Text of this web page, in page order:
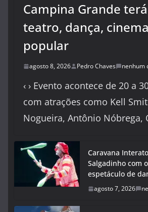
Campina Grande
teatro, dança,
popular
agosto 8, 2026 Pedro Chaves nenhum
‹ › Evento acontece de 20 a
com atrações como Kell
Nogueira, Antônio Nóbrega,
Caravana
Salgadinho com
espetáculo de
agosto 7, 2026